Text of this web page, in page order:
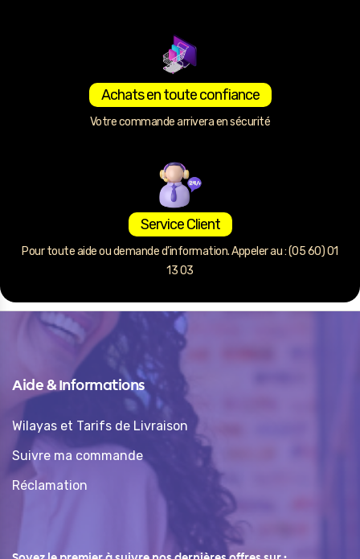
Achats en toute confiance
Votre commande arrivera en sécurité
Service Client
Pour toute aide ou demande d’information. Appeler au : (05 60) 01
13 03
Aide & Informations
Wilayas et Tarifs de Livraison
Suivre ma commande
Réclamation